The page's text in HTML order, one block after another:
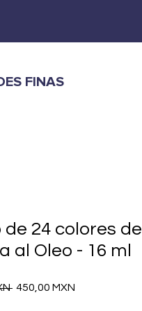
FINAS
de 24 colores de
al Oleo - 16 ml
Precio
450,00 MXN